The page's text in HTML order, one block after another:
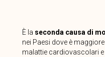
È la seconda causa di
nei Paesi dove è
malattie cardiovascolari e